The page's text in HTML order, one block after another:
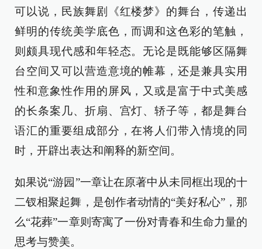
可以说，民族舞剧《红楼梦》的舞台，传递出
鲜明的传统美学底色，而调和这色彩的笔触，
则颇具现代感和年轻态。无论是既能够区隔舞
台空间又可以营造意境的帷幕，还是兼具实用
性和意象性作用的屏风，又或是富于中式美感
的长条案几、折扇、宫灯、轿子等，都是舞台
语汇的重要组成部分，在将人们带入情境的同
时，开辟出表达和阐释的新空间。
如果说“游园”一章让在原著中从未同框出现的十
二钗相聚起舞，是创作者动情的“美好私心”，那
么“花葬”一章则寄寓了一份对青春和生命力量的
思考与赞美。